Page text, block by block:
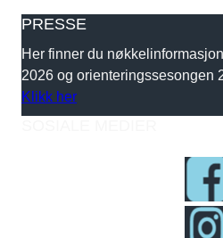
PRESSE
Her finner du
2026 og orienteringssesongen
Klikk her